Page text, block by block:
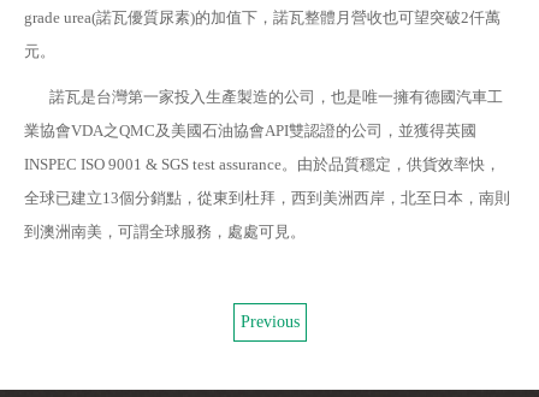
grade urea(諾瓦優質尿素)的加值下，諾瓦整體月營收也可望突破2仟萬
元。
諾瓦是台灣第一家投入生產製造的公司，也是唯一擁有德國汽車工
業協會VDA之QMC及美國石油協會API雙認證的公司，並獲得英國
INSPEC ISO 9001 & SGS test assurance。 由於品質穩定，供貨效率快，
全球已建立13個分銷點，從東到杜拜，西到美洲西岸，北至日本，南則
到澳洲南美，可謂全球服務，處處可見。
Previous